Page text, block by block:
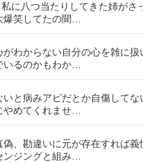
に八つ当たりしてきた姉がさ
爆笑してたの聞…
がわからない自分の心を雑に扱
いるのかもわか…
いと病みアピだとか自傷してな
やめてくれませ…
偽、勘違いに元が存在すれば
ンジングと組み…